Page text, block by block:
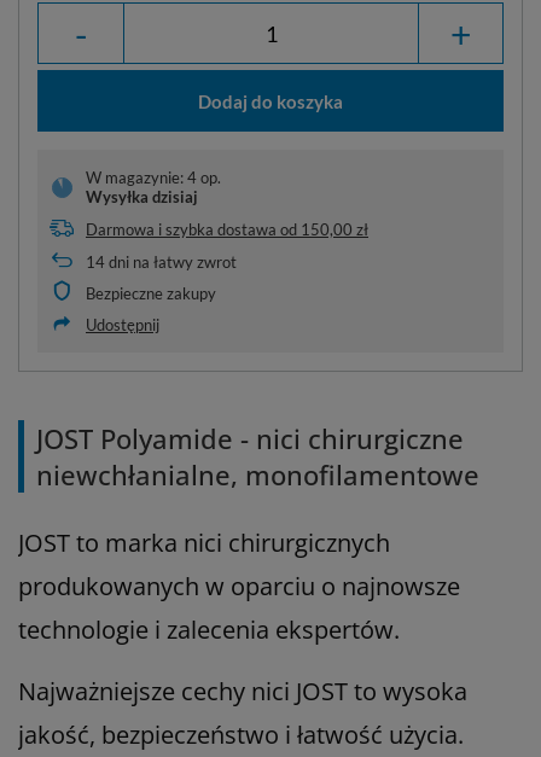
- +
Dodaj do koszyka
W magazynie: 4 op.
Wysyłka dzisiaj
Darmowa i szybka dostawa od 150,00 zł
14dni na łatwy zwrot
Bezpieczne zakupy
Udostępnij
JOST Polyamide - nici chirurgiczne
niewchłanialne, monofilamentowe
JOST to marka nici chirurgicznych
produkowanych w oparciu o najnowsze
technologie i zalecenia ekspertów.
Najważniejsze cechy nici JOST to wysoka
jakość, bezpieczeństwo i łatwość użycia.